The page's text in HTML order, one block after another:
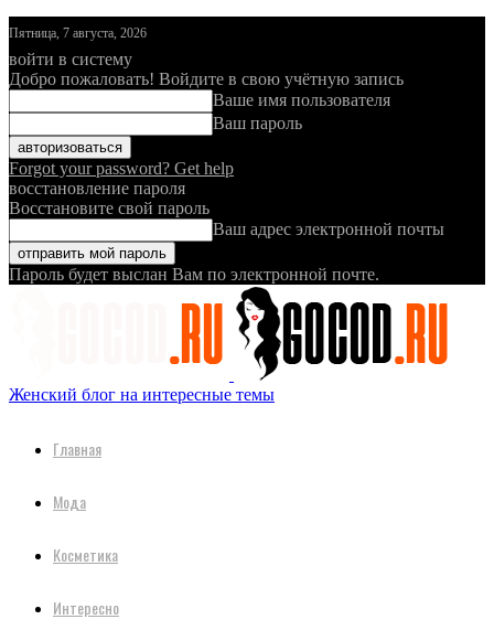
Пятница, 7 августа, 2026
войти в систему
Добро пожаловать! Войдите в свою учётную запись
Ваше имя пользователя
Ваш пароль
Forgot your password? Get help
восстановление пароля
Восстановите свой пароль
Ваш адрес электронной почты
Пароль будет выслан Вам по электронной почте.
Женский блог на интересные темы
Главная
Мода
Косметика
Интересно